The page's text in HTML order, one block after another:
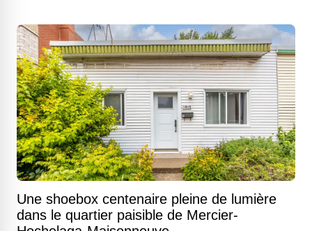
Une shoebox centenaire pleine de lumière
dans le quartier paisible de Mercier-